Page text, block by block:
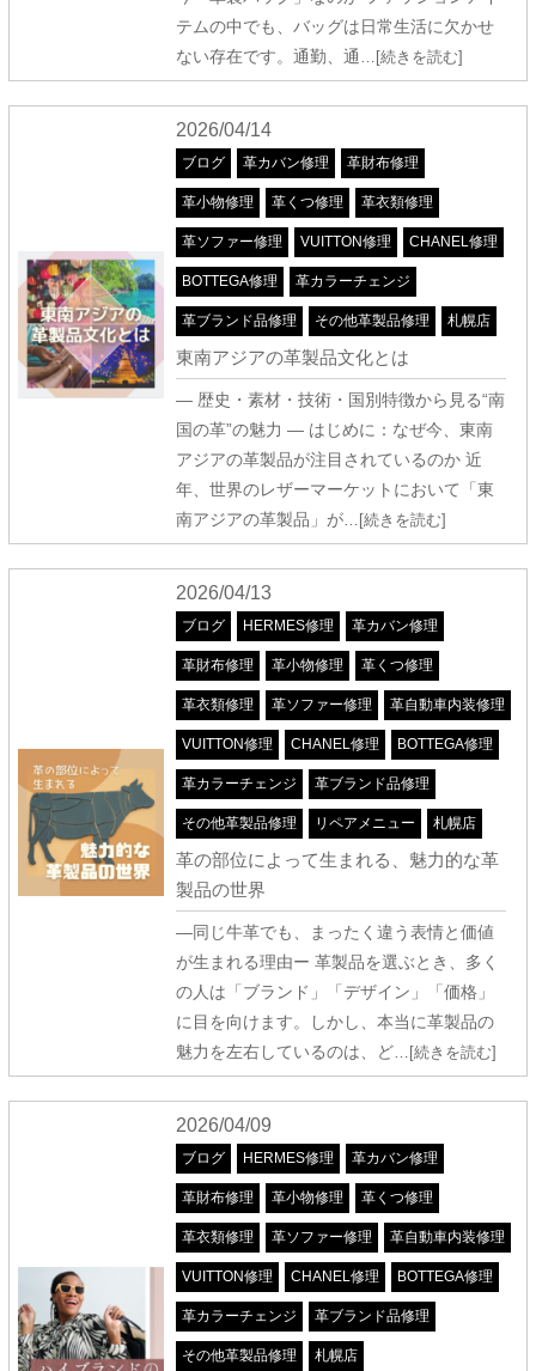
テムの中でも、バッグは日常生活に欠かせ
ない存在です。通勤、通 …[続きを読む]
2026/04/14
ブログ 革カバン修理 革財布修理
革小物修理 革くつ修理 革衣類修理
革ソファー修理 VUITTON修理 CHANEL修理
BOTTEGA修理 革カラーチェンジ
革ブランド品修理 その他革製品修理 札幌店
東南アジアの革製品文化とは
― 歴史・素材・技術・国別特徴から見る“南
国の革”の魅力 ― はじめに：なぜ今、東南
アジアの革製品が注目されているのか 近
年、世界のレザーマーケットにおいて「東
南アジアの革製品」が…[続きを読む]
2026/04/13
ブログ HERMES修理 革カバン修理
革財布修理 革小物修理 革くつ修理
革衣類修理 革ソファー修理 革自動車内装修理
VUITTON修理 CHANEL修理 BOTTEGA修理
革カラーチェンジ 革ブランド品修理
その他革製品修理 リペアメニュー 札幌店
革の部位によって生まれる、魅力的な革
製品の世界
―同じ牛革でも、まったく違う表情と価値
が生まれる理由ー 革製品を選ぶとき、多く
の人は「ブランド」「デザイン」「価格」
に目を向けます。しかし、本当に革製品の
魅力を左右しているのは、ど…[続きを読む]
2026/04/09
ブログ HERMES修理 革カバン修理
革財布修理 革小物修理 革くつ修理
革衣類修理 革ソファー修理 革自動車内装修理
VUITTON修理 CHANEL修理 BOTTEGA修理
革カラーチェンジ 革ブランド品修理
その他革製品修理 札幌店